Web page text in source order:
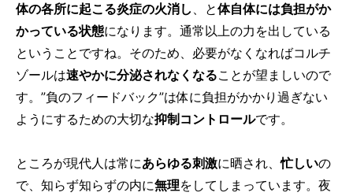
体の各所に起こる炎症の火消し 、と体自体には負担がか
かっている状態になります。通常以上の力を出している
ということですね。そのため、必要がなくなればコルチ
ゾールは速やかに分泌されなくなることが望ましいので
す。”負のフィードバック”は体に負担がかかり過ぎない
ようにするための大切な抑制コントロールです。
ところが現代人は常にあらゆる刺激に晒され、忙しいの
で、知らず知らずの内に無理をしてしまっています。夜